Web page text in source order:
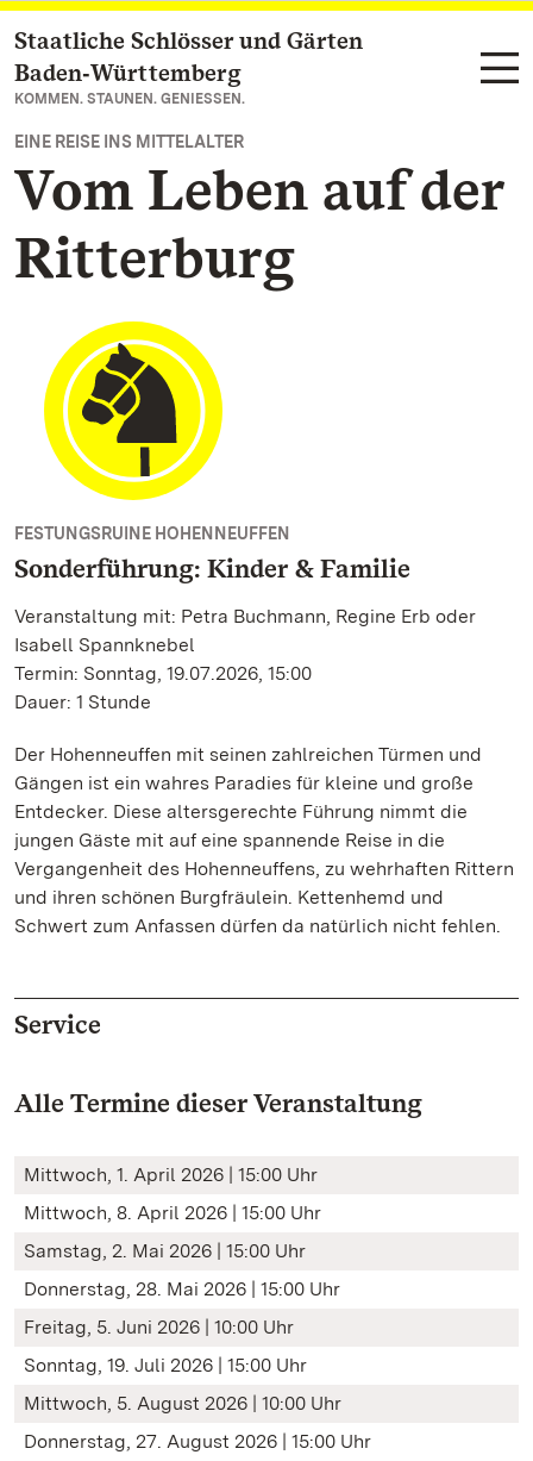
Zum Hauptinhalt springen
Staatliche Schlösser und Gärten
Baden‑Württemberg
KOMMEN. STAUNEN. GENIESSEN.
EINE REISE INS MITTELALTER
Vom Leben auf der
Ritterburg
FESTUNGSRUINE HOHENNEUFFEN
Sonderführung: Kinder & Familie
Veranstaltung mit: Petra Buchmann, Regine Erb oder
Isabell Spannknebel
Termin: Sonntag, 19.07.2026, 15:00
Dauer: 1 Stunde
Der Hohenneuffen mit seinen zahlreichen Türmen und
Gängen ist ein wahres Paradies für kleine und große
Entdecker. Diese altersgerechte Führung nimmt die
jungen Gäste mit auf eine spannende Reise in die
Vergangenheit des Hohenneuffens, zu wehrhaften Rittern
und ihren schönen Burgfräulein. Kettenhemd und
Schwert zum Anfassen dürfen da natürlich nicht fehlen.
Service
Alle Termine dieser Veranstaltung
Mittwoch, 1. April 2026 | 15:00 Uhr
Mittwoch, 8. April 2026 | 15:00 Uhr
Samstag, 2. Mai 2026 | 15:00 Uhr
Donnerstag, 28. Mai 2026 | 15:00 Uhr
Freitag, 5. Juni 2026 | 10:00 Uhr
Sonntag, 19. Juli 2026 | 15:00 Uhr
Mittwoch, 5. August 2026 | 10:00 Uhr
Donnerstag, 27. August 2026 | 15:00 Uhr